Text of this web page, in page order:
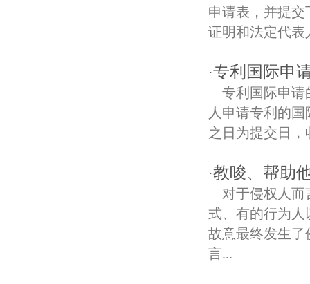
申请表，并提
证明和法定代表
·专利国际申
专利国际申
人申请专利的
之日为提交日，
·教唆、帮助
对于侵权人
式、有的行为人
故意最终发生了
言...